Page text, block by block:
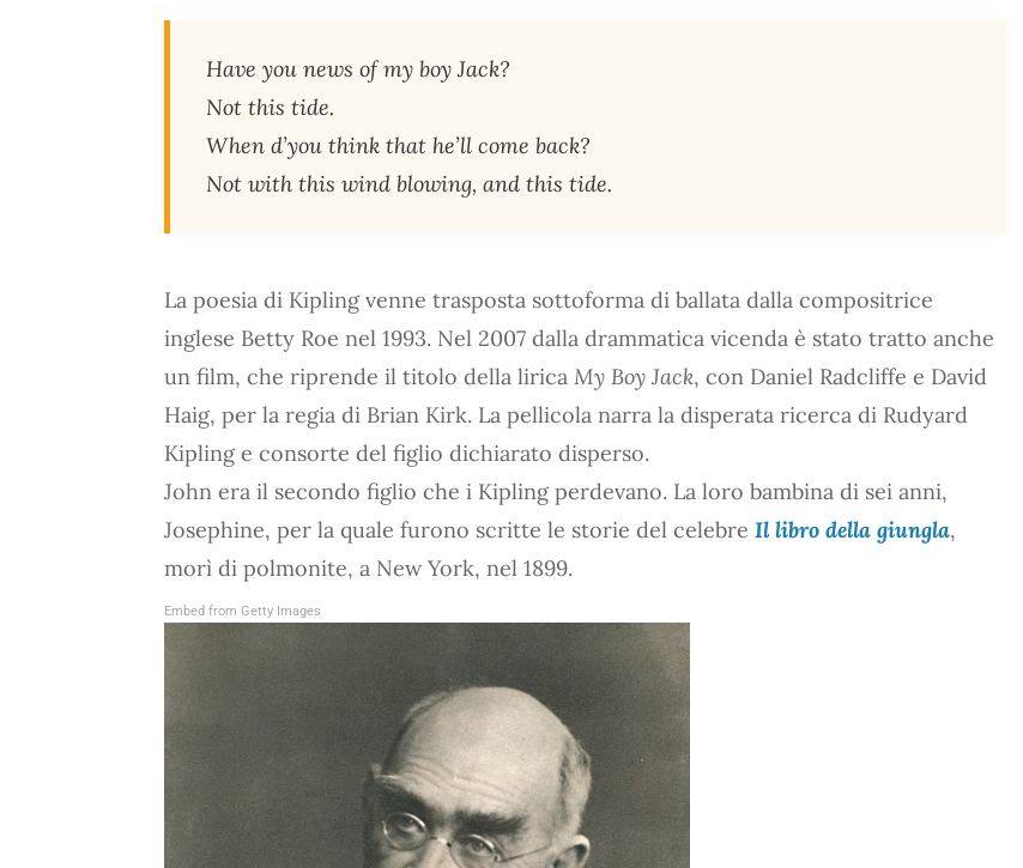
Have you news of my boy Jack?
Not this tide.
When d’you think that he’ll come back?
Not with this wind blowing, and this tide.
La poesia di Kipling venne trasposta sottoforma di ballata dalla compositrice
inglese Betty Roe nel 1993. Nel 2007 dalla drammatica vicenda è stato tratto anche
un film, che riprende il titolo della lirica My Boy Jack, con Daniel Radcliffe e David
Haig, per la regia di Brian Kirk. La pellicola narra la disperata ricerca di Rudyard
Kipling e consorte del figlio dichiarato disperso.
John era il secondo figlio che i Kipling perdevano. La loro bambina di sei anni,
Josephine, per la quale furono scritte le storie del celebre Il libro della giungla,
morì di polmonite, a New York, nel 1899.
Embed from Getty Images